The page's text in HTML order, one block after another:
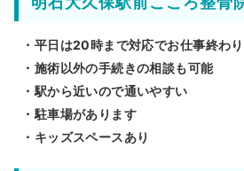
・平日は20時まで対応でお仕事終わ
・施術以外の手続きの相談も可能
・駅から近いので通いやすい
・駐車場があります
・キッズスペースあり